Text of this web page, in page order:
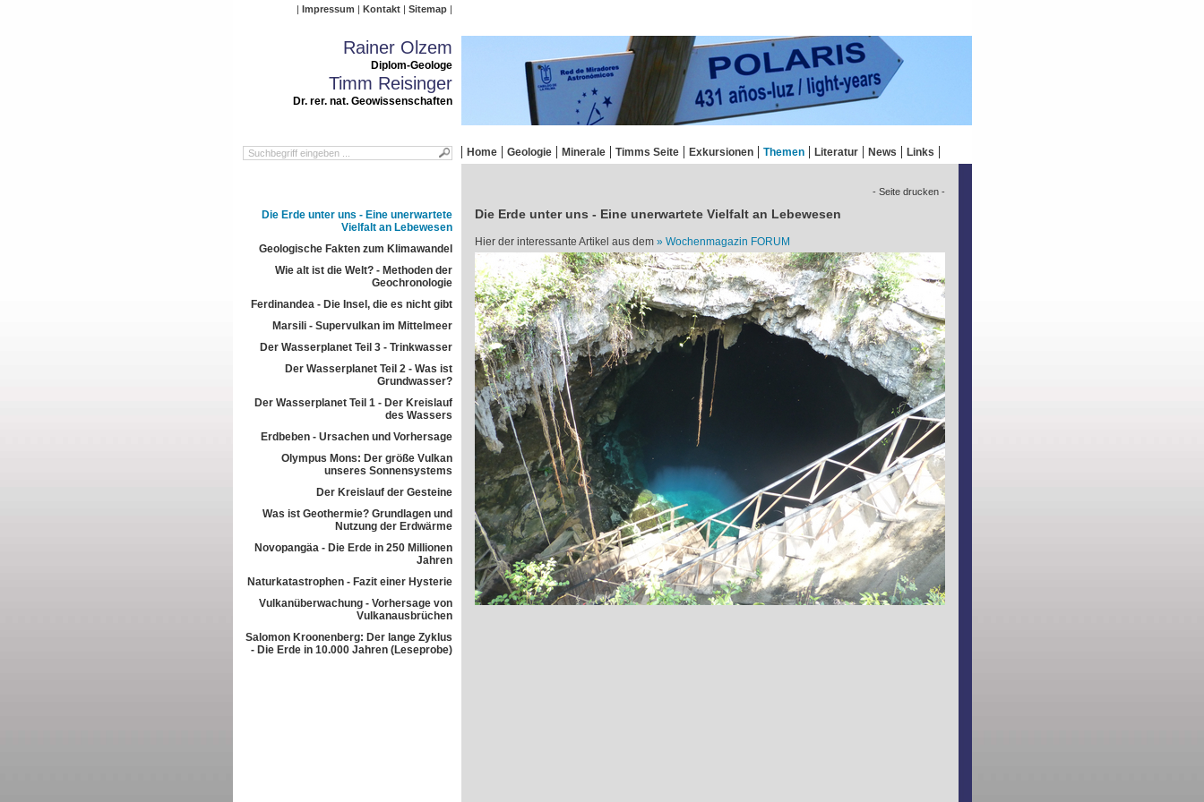
Impressum Kontakt Sitemap
Rainer Olzem
Diplom-Geologe
Timm Reisinger
Dr. rer. nat. Geowissenschaften
Home Geologie Minerale Timms Seite Exkursionen Themen Literatur News Links
Die Erde unter uns - Eine unerwartete
Vielfalt an Lebewesen
Geologische Fakten zum Klimawandel
Wie alt ist die Welt? - Methoden der
Geochronologie
Ferdinandea - Die Insel, die es nicht gibt
Marsili - Supervulkan im Mittelmeer
Der Wasserplanet Teil 3 - Trinkwasser
Der Wasserplanet Teil 2 - Was ist
Grundwasser?
Der Wasserplanet Teil 1 - Der Kreislauf
des Wassers
Erdbeben - Ursachen und Vorhersage
Olympus Mons: Der größe Vulkan
unseres Sonnensystems
Der Kreislauf der Gesteine
Was ist Geothermie? Grundlagen und
Nutzung der Erdwärme
Novopangäa - Die Erde in 250 Millionen
Jahren
Naturkatastrophen - Fazit einer Hysterie
Vulkanüberwachung - Vorhersage von
Vulkanausbrüchen
Salomon Kroonenberg: Der lange Zyklus
- Die Erde in 10.000 Jahren (Leseprobe)
- Seite drucken -
Die Erde unter uns - Eine unerwartete Vielfalt an Lebewesen
Hier der interessante Artikel aus dem Wochenmagazin FORUM